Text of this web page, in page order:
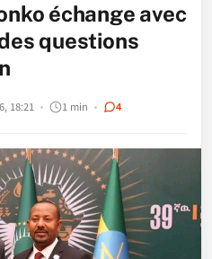
échange avec
questions
18:21 1 min 4